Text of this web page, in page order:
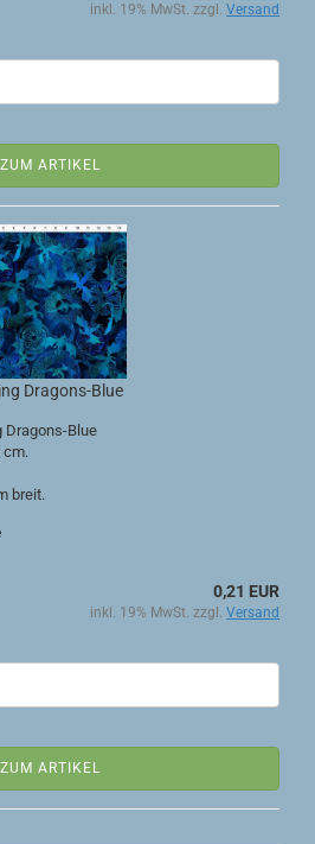
inkl. 19% MwSt. zzgl. Versand
ZUM ARTIKEL
Dragons-Blue
Dragons-Blue
cm.
breit.
0,21 EUR
inkl. 19% MwSt. zzgl. Versand
ZUM ARTIKEL